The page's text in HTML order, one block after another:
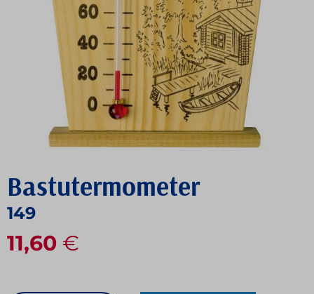
Bastutermometer
149
11,60 €